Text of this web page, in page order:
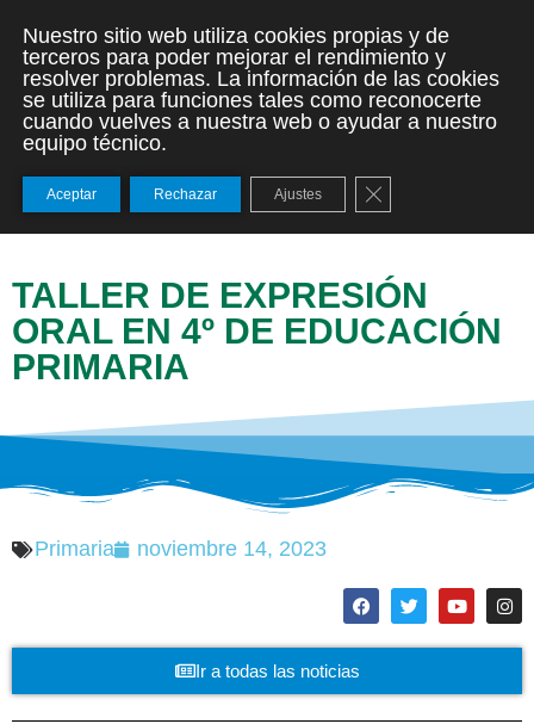
TALLER DE EXPRESIÓN
ORAL EN 4º DE EDUCACIÓN
PRIMARIA
Primaria noviembre 14, 2023
Ir a todas las noticias
Nuestro sitio web utiliza cookies propias y de
terceros para poder mejorar el rendimiento y
resolver problemas. La información de las cookies
se utiliza para funciones tales como reconocerte
cuando vuelves a nuestra web o ayudar a nuestro
equipo técnico.
Aceptar Rechazar Ajustes Cerrar el banner de